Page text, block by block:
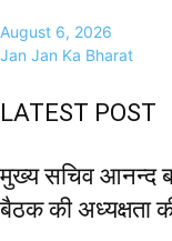
August 6, 2026
Jan Jan Ka Bharat
LATEST POST
मुख्य सचिव आनन्द
बैठक की अध्यक्षता